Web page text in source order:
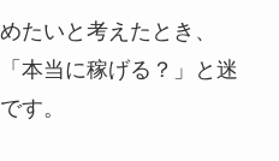
たいと考えたとき、
本当に稼げる？」と迷
す。